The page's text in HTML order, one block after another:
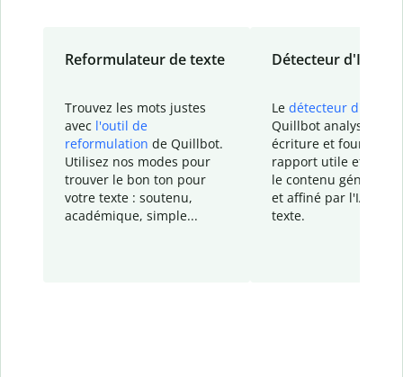
Reformulateur de texte
Trouvez les mots justes
avec l'outil de
reformulation de Quillbot.
Utilisez nos modes pour
trouver le bon ton pour
votre texte : soutenu,
académique, simple...
Détecteur d'IA
Le détecteur d'IA
Quillbot analyse votre
écriture et fournit un
rapport utile et
le contenu généré
et affiné par l'IA
texte.